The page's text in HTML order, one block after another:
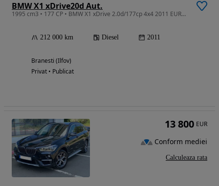
BMW X1 xDrive20d Aut.
1995 cm3 • 177 CP • BMW X1 xDrive 2.0d/177cp 4x4 2011 EURO 5 TVA Deductibil
212 000 km Diesel 2011
Branesti (Ilfov)
Privat • Publicat
13 800 EUR
Conform mediei
Calculeaza rata